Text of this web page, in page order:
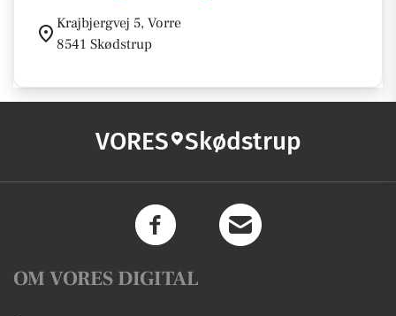
Krajbjergvej 5, Vorre
8541 Skødstrup
VORES Skødstrup
OM VORES DIGITAL